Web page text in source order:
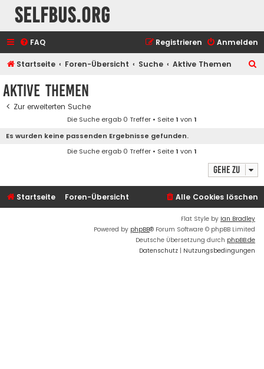
selfbus.org
FAQ Anmelden
Registrieren
Startseite Foren-Übersicht Suche Aktive Themen
Aktive Themen
Zur erweiterten Suche
Die Suche ergab 0 Treffer • Seite1 von 1
Es wurden keine passenden Ergebnisse gefunden.
Die Suche ergab 0 Treffer • Seite1 von 1
Gehe zu
Startseite Foren-Übersicht Alle Cookies löschen
Flat Style by Ian Bradley
Powered by phpBB® Forum Software © phpBB Limited
Deutsche Übersetzung durch phpBB.de
Datenschutz | Nutzungsbedingungen